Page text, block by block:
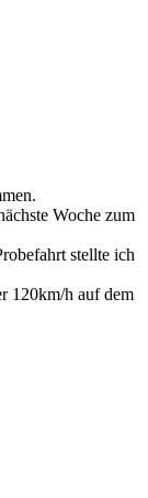
Woche zum
stellte ich
120km/h auf dem